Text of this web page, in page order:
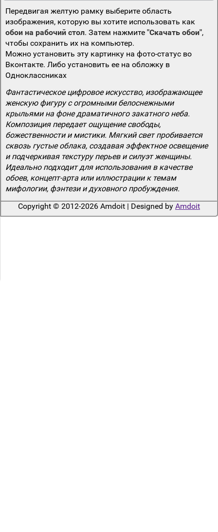
Передвигая желтую рамку выберите область
изображения, которую вы хотите использовать как
обои на рабочий стол. Затем нажмите "Скачать обои",
чтобы сохранить их на компьютер.
Можно установить эту картинку на фото-статус во
Вконтакте. Либо установить ее на обложку в
Одноклассниках
Фантастическое цифровое искусство, изображающее
женскую фигуру с огромными белоснежными
крыльями на фоне драматичного закатного неба.
Композиция передает ощущение свободы,
божественности и мистики. Мягкий свет пробивается
сквозь густые облака, создавая эффектное освещение
и подчеркивая текстуру перьев и силуэт женщины.
Идеально подходит для использования в качестве
обоев, концепт-арта или иллюстрации к темам
мифологии, фэнтези и духовного пробуждения.
Copyright © 2012-2026 Amdoit | Designed by Amdoit